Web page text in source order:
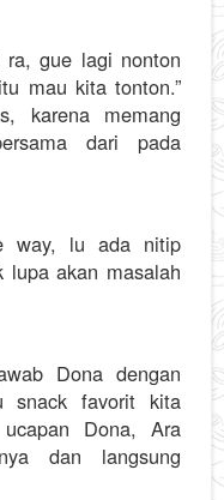
ra, gue lagi nonton
mau kita tonton.”
karena memang
dari pada
way, lu ada nitip
lupa akan masalah
Dona dengan
snack favorit kita
Dona, Ara
dan langsung